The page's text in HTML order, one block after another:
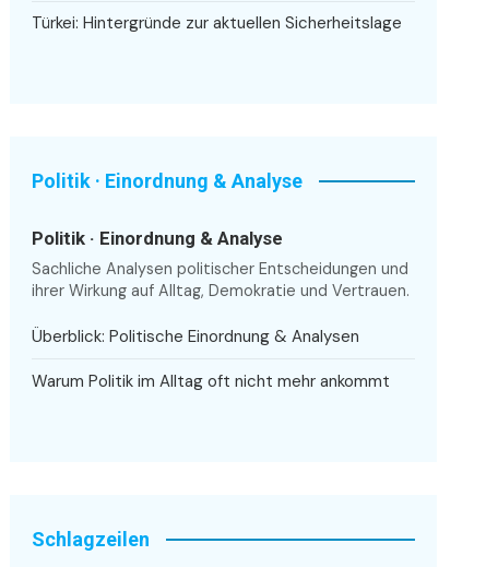
Türkei: Hintergründe zur aktuellen Sicherheitslage
Politik · Einordnung & Analyse
Politik · Einordnung & Analyse
Sachliche Analysen politischer Entscheidungen und
ihrer Wirkung auf Alltag, Demokratie und Vertrauen.
Überblick: Politische Einordnung & Analysen
Warum Politik im Alltag oft nicht mehr ankommt
Schlagzeilen